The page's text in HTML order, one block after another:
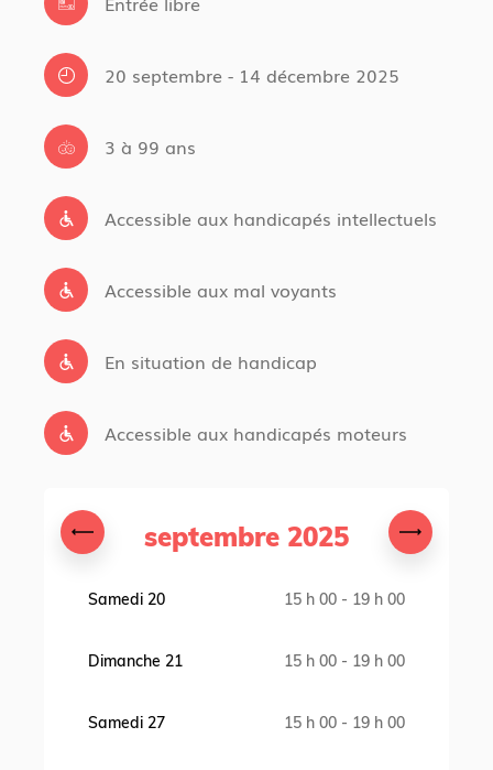
20 septembre - 14 décembre 2025
3 à 99 ans
Accessible aux handicapés intellectuels
Accessible aux mal voyants
En situation de handicap
Accessible aux handicapés moteurs
septembre 2025
Samedi 20 15 h 00 - 19 h 00
Dimanche 21 15 h 00 - 19 h 00
Samedi 27 15 h 00 - 19 h 00